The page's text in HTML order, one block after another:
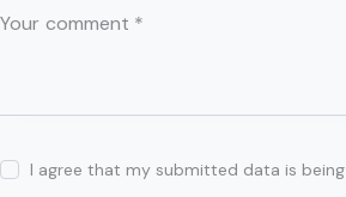
I agree that my submitted data is being